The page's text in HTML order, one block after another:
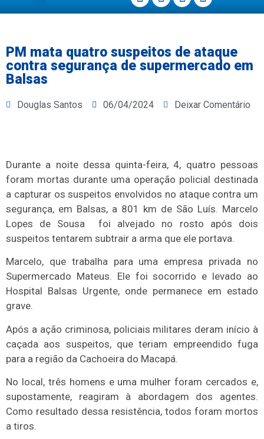
PM mata quatro suspeitos de ataque
contra segurança de supermercado em
Balsas
Douglas Santos 06/04/2024 Deixar Comentário
Durante a noite dessa quinta-feira, 4, quatro pessoas
foram mortas durante uma operação policial destinada
a capturar os suspeitos envolvidos no ataque contra um
segurança, em Balsas, a 801 km de São Luís. Marcelo
Lopes de Sousa foi alvejado no rosto após dois
suspeitos tentarem subtrair a arma que ele portava.
Marcelo, que trabalha para uma empresa privada no
Supermercado Mateus. Ele foi socorrido e levado ao
Hospital Balsas Urgente, onde permanece em estado
grave.
Após a ação criminosa, policiais militares deram início à
caçada aos suspeitos, que teriam empreendido fuga
para a região da Cachoeira do Macapá.
No local, três homens e uma mulher foram cercados e,
supostamente, reagiram à abordagem dos agentes.
Como resultado dessa resistência, todos foram mortos
a tiros.